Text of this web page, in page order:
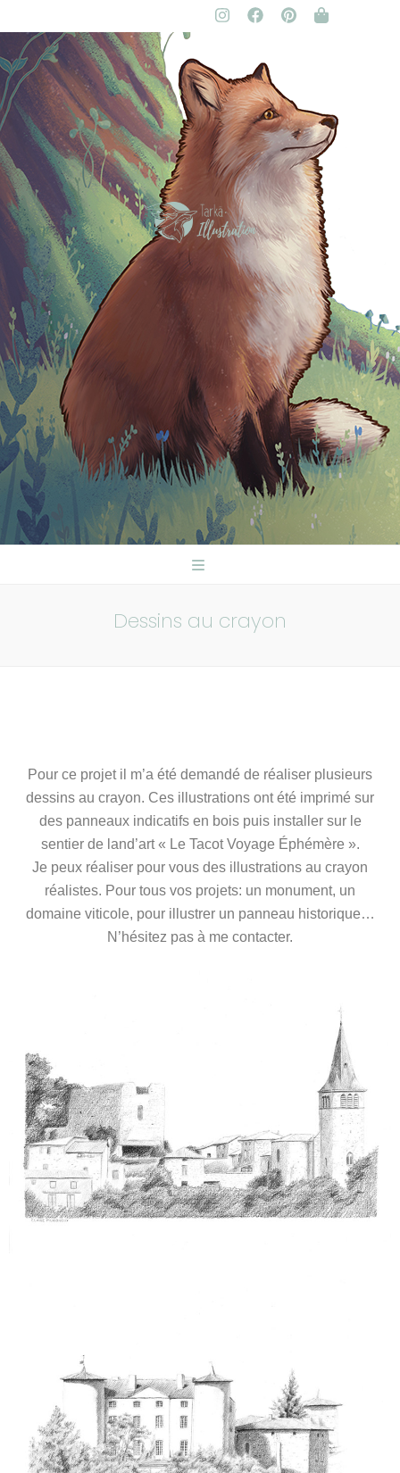
Claire Murigneux
Illustratrice
Dessins au crayon
Pour ce projet il m’a été demandé de réaliser plusieurs
dessins au crayon. Ces illustrations ont été imprimé sur
des panneaux indicatifs en bois puis installer sur le
sentier de land’art « Le Tacot Voyage Éphémère ».
Je peux réaliser pour vous des illustrations au crayon
réalistes. Pour tous vos projets: un monument, un
domaine viticole, pour illustrer un panneau historique…
N’hésitez pas à me contacter.